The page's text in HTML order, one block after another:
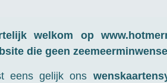
welkom op
die geen
eens gelijk ons